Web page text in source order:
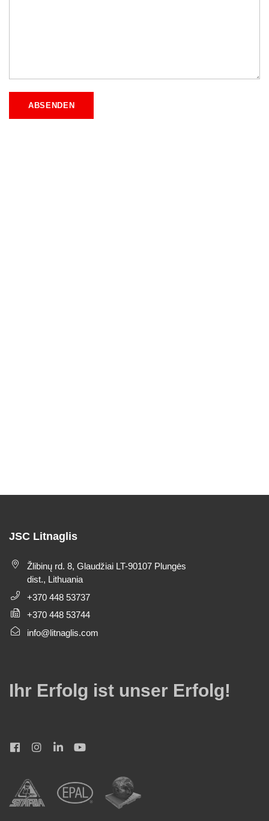
JSC Litnaglis
Žlibinų rd. 8, Glaudžiai LT-90107 Plungės
dist., Lithuania
+370 448 53737
+370 448 53744
info@litnaglis.com
Ihr Erfolg ist unser Erfolg!